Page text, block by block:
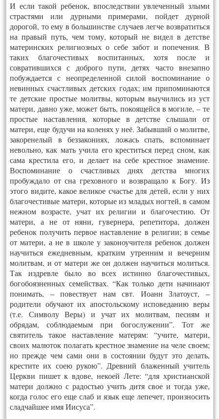
И если такой ребенок, впоследствии увлеченный злыми
страстями или дурными примерами, пойдет дурной
дорогой, то ему в большинстве случаев легче возвратиться
на правый путь, чем тому, который не видел в детстве
материнских религиозных о себе забот и попечения. В
таких благочестивых воспитанных, хотя после и
совратившихся с доброго пути, детях часто внезапно
побуждается с неопределенной силой воспоминание о
невинных счастливых детских годах; им припоминаются
те детские простые молитвы, которым выучились из уст
матери, давно уже, может быть, покоящейся в могиле, – те
простые наставления, которые в детстве слышали от
матери, еще будучи на коленях у неё. Забывший о молитве,
закоренелый в беззакониях, ложась спать, вспоминает
невольно, как мать учила его креститься перед сном, как
сама крестила его, и делает на себе крестное знамение.
Воспоминание о счастливых днях детства многих
пробуждало от сна греховного и возвращало к Богу. Из
этого видите, какое великое счастье для детей, если у них
благочестивые матери, которые из младых ногтей, в самом
нежном возрасте, учат их религии и благочестию. От
матери, а не от няни, гувернера, репетитора, должен
ребенок получить первое наставление в религии; в семье
от матери, а не в школе у законоучителя ребенок должен
научиться ежедневным, кратким утренним и вечерним
молитвам, и от матери же он должен научиться молиться.
Так издревле было во всех истинно благочестивых,
богобоязненных семействах. “Как только дети начинают
понимать, – повествует нам свт. Иоанн Златоуст, –
родители обучают их апостольскому исповеданию веры
(т.е. Символу Веры) и учат их молитвам, песням и
обрядам, соблюдаемым при богослужении”. Тот же
святитель такое наставление матерям: “учите, матери,
своих малюток полагать крестное знамение на челе своем;
но прежде чем сами они в состоянии будут это делать,
крестите их соею рукою”. Древний блаженный учитель
Церкви пишет к вдове, некоей Лете: “для христианской
матери должно с радостью учить дитя свое и тогда уже,
когда голос его еще слаб и язык еще лепечет, произносить
сладчайшее имя Иисуса”.